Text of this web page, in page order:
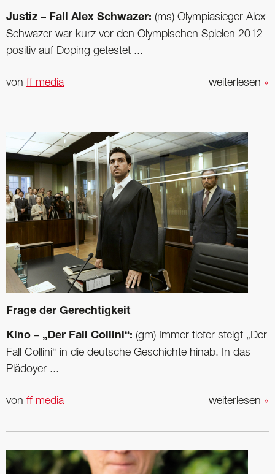
Justiz – Fall Alex Schwazer: (ms) Olympiasieger Alex
Schwazer war kurz vor den Olympischen Spielen 2012
positiv auf Doping getestet ...
weiterlesen »
von ff media
Frage der Gerechtigkeit
Kino – „Der Fall Collini“: (gm) Immer tiefer steigt „Der
Fall Collini“ in die deutsche Geschichte hinab. In das
Plädoyer ...
weiterlesen »
von ff media